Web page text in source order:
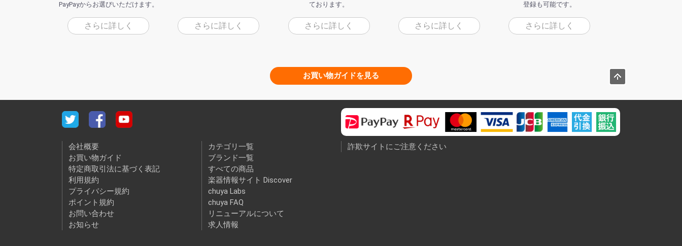
PayPayからお選びいただけます。
さらに詳しく さらに詳しく
ております。
さらに詳しく さらに詳しく
登録も可能です。
さらに詳しく
お買い物ガイドを見る
会社概要
お買い物ガイド
特定商取引法に基づく表記
利用規約
プライバシー規約
ポイント規約
お問い合わせ
お知らせ
カテゴリ一覧
ブランド一覧
すべての商品
楽器情報サイト Discover
chuya Labs
chuya FAQ
リニューアルについて
求人情報
詐欺サイトにご注意ください